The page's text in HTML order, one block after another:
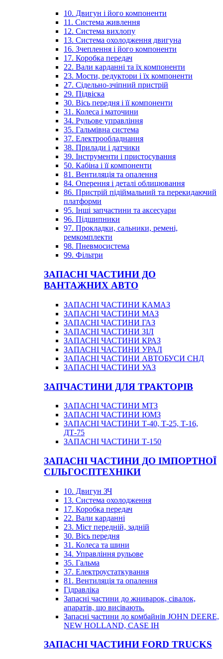
10. Двигун і його компоненти
11. Система живлення
12. Система вихлопу
13. Система охолодження двигуна
16. Зчеплення і його компоненти
17. Коробка передач
22. Вали карданні та їх компоненти
23. Мости, редуктори і їх компоненти
27. Сідельно-зчіпний пристрій
29. Підвіска
30. Вісь передня і її компоненти
31. Колеса і маточини
34. Рульове управління
35. Гальмівна система
37. Електрообладнання
38. Прилади і датчики
39. Інструменти і пристосування
50. Кабіна і її компоненти
81. Вентиляція та опалення
84. Оперення і деталі облицювання
86. Пристрій підіймальний та перекидаючий
платформи
95. Інші запчастини та аксесуари
96. Підшипники
97. Прокладки, сальники, ремені,
ремкомплекти
98. Пневмосистема
99. Фільтри
ЗАПАСНІ ЧАСТИНИ ДО
ВАНТАЖНИХ АВТО
ЗАПАСНІ ЧАСТИНИ КАМАЗ
ЗАПАСНІ ЧАСТИНИ МАЗ
ЗАПАСНІ ЧАСТИНИ ГАЗ
ЗАПАСНІ ЧАСТИНИ ЗІЛ
ЗАПАСНІ ЧАСТИНИ КРАЗ
ЗАПАСНІ ЧАСТИНИ УРАЛ
ЗАПАСНІ ЧАСТИНИ АВТОБУСИ СНД
ЗАПАСНІ ЧАСТИНИ УАЗ
ЗАПЧАСТИНИ ДЛЯ ТРАКТОРІВ
ЗАПАСНІ ЧАСТИНИ МТЗ
ЗАПАСНІ ЧАСТИНИ ЮМЗ
ЗАПАСНІ ЧАСТИНИ Т-40, Т-25, Т-16,
ДТ-75
ЗАПАСНІ ЧАСТИНИ Т-150
ЗАПАСНІ ЧАСТИНИ ДО ІМПОРТНОЇ
СІЛЬГОСПТЕХНІКИ
10. Двигун ЗЧ
13. Система охолодження
17. Коробка передач
22. Вали карданні
23. Міст передній, задній
30. Вісь передня
31. Колеса та шини
34. Управління рульове
35. Гальма
37. Електроустаткування
81. Вентиляція та опалення
Гідравліка
Запасні частини до жниварок, сівалок,
апаратів, що висівають.
Запасні частини до комбайнів JOHN DEERE,
NEW HOLLAND, CASE IH
ЗАПАСНІ ЧАСТИНИ FORD TRUCKS